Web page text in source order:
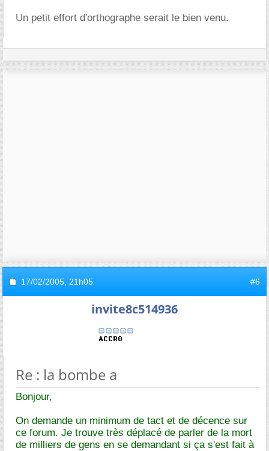
Un petit effort d'orthographe serait le bien venu.
17/02/2005, 21h05 #6
invite8c514936
Re : la bombe a
Bonjour,
On demande un minimum de tact et de décence sur
ce forum. Je trouve très déplacé de parler de la mort
de milliers de gens en se demandant si ça s'est fait à